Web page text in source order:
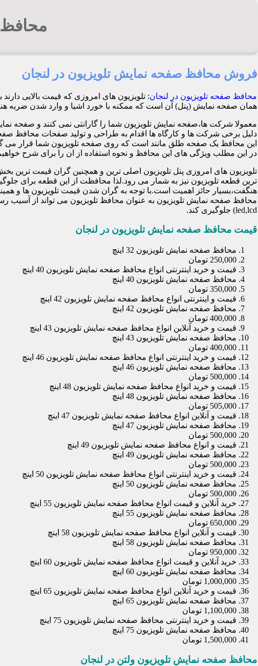
محافظ
فروش محافظ صفحه نمایش تلویزیون در لنجان
محافظ صفحه تلویزیون در لنجان: تلویزیون های امروزی که قیمت بالایی
همان صفحه نمایش (پنل) آن است که ممکنه با خورد اشیا و وارد شدن ضربه هنگام بازی
معمولا شرکت ها،صفحه نمایش تلویزیون شما را گارانتی نمی کنند و صفحه
این محافظ یک صفحه طلق مانند است که روی صفحه تلویزیون شما قرار می
در این مطلب ویژگی های این محافظ و نحوه استفاده از ان را برای شرح
تلویزیون های امروزی پنل تلویزیون اصلی ترین و همچنین گران قیمت
ترین قطعه تلویزیون نیز به شمار می رود.لذا محافظت از این قطعه برای
هنگفت،بسیار حائز اهمیت است.با توجه به گران شدن قیمت تلویزیون ها و
محافظ صفحه نمایش تلویزیون به عنوان محافظ تلویزیون می تواند از آسیب
led,lcd) جلوگیری کند.
قیمت محافظ صفحه نمایش تلویزیون در لنجان
محافظ صفحه نمایش تلویزیون 32 اینچ
250,000 تومان
قیمت و خرید اینترنتی انواع محافظ صفحه نمایش تلویزیون 40 اینچ
محافظ صفحه نمایش تلویزیون 40 اینچ
350,000 تومان
قیمت و اینترنتی انواع محافظ صفحه نمایش تلویزیون 42 اینچ
محافظ صفحه نمایش تلویزیون 42 اینچ
400,000 تومان
قیمت و خرید آنلاین انواع محافظ صفحه نمایش تلویزیون 43 اینچ
محافظ صفحه نمایش تلویزیون 43 اینچ
400,000 تومان
قیمت و خرید اینترنتی انواع محافظ صفحه نمایش تلویزیون 46 اینچ
محافظ صفحه نمایش تلویزیون 46 اینچ
500,000 تومان
قیمت و خرید انواع محافظ صفحه نمایش تلویزیون 48 اینچ
محافظ صفحه نمایش تلویزیون 48 اینچ
505,000 تومان
قیمت و آنلاین انواع محافظ صفحه نمایش تلویزیون 47 اینچ
محافظ صفحه نمایش تلویزیون 47 اینچ
500,000 تومان
قیمت و انواع محافظ صفحه نمایش تلویزیون 49 اینچ
محافظ صفحه نمایش تلویزیون 49 اینچ
500,000 تومان
قیمت و خرید اینترنتی انواع محافظ صفحه نمایش تلویزیون 50 اینچ
محافظ صفحه نمایش تلویزیون 50 اینچ
500,000 تومان
خرید آنلاین و قیمت انواع محافظ صفحه نمایش تلویزیون 55 اینچ
محافظ صفحه نمایش تلویزیون 55 اینچ
650,000 تومان
قیمت و آنلاین انواع محافظ صفحه نمایش تلویزیون 58 اینچ
محافظ صفحه نمایش تلویزیون 58 اینچ
950,000 تومان
خرید آنلاین و قیمت انواع محافظ صفحه نمایش تلویزیون 60 اینچ
محافظ صفحه نمایش تلویزیون 60 اینچ
1,000,000 تومان
قیمت و خرید آنلاین انواع محافظ صفحه نمایش تلویزیون 65 اینچ
محافظ صفحه نمایش تلویزیون 65 اینچ
1,100,000 تومان
قیمت و خرید اینترنتی محافظ صفحه نمایش تلویزیون 75 اینچ
محافظ صفحه نمایش تلویزیون 75 اینچ
1,500,000 تومان
محافظ صفحه نمایش تلویزیون ولتن در لنجان